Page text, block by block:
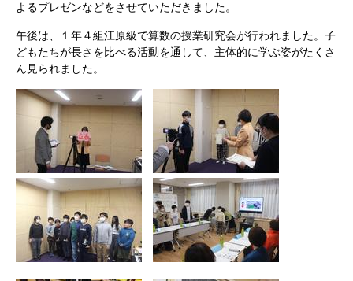
よるプレゼンなどをさせていただきました。
午後は、１年４組江原級で算数の授業研究会が行われました。子
どもたちが長さを比べる活動を通して、主体的に学ぶ姿がたくさ
ん見られました。